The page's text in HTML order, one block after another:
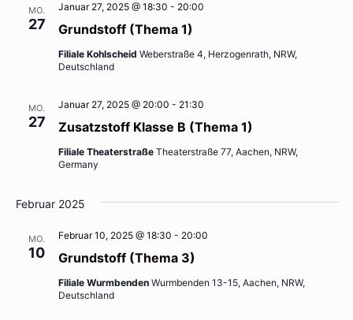
MO.
27 Grundstoff (Thema 1)
Januar 27, 2025 @ 18:30 - 20:00
Filiale Kohlscheid Weberstraße 4, Herzogenrath, NRW,
Deutschland
MO.
27 Zusatzstoff Klasse B (Thema 1)
Januar 27, 2025 @ 20:00 - 21:30
Filiale Theaterstraße Theaterstraße 77, Aachen, NRW,
Germany
Februar 2025
MO.
10 Grundstoff (Thema 3)
Februar 10, 2025 @ 18:30 - 20:00
Filiale Wurmbenden Wurmbenden 13-15, Aachen, NRW,
Deutschland